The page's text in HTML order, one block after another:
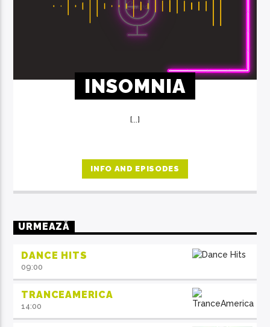
INSOMNIA
[...]
INFO AND EPISODES
URMEAZĂ
DANCE HITS
09:00
TRANCEAMERICA
14:00